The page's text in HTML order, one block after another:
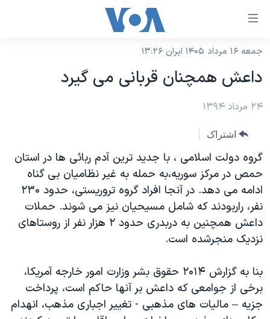
لینکهای
دسترسی
جهش
محتوای
جهش
به
صفحه
اصلی
جهش
به
جستجو
نسخه سبک وب‌سایت
موضوع ها
ایران
آمریکا
جهان
ورزشی
گزیده‌ها
ویژه برنامه‌ها
فرهنگ و زندگی
حقوق شهروندی
برنامه های تلویزیونی
جدول برنامه ها
صفحه‌های ویژه
جام جهانی ۲۰۲۶
عملیات خشم حماسی
۲۵۰سالگی آمریکا
مستندها
انتخابات ریاست جمهوری آمریکا ۲۰۲۴
فرکانس‌های صدای آمریکا
پخش رادیویی
یادگیری زبان انگلیسی
دنبال کنید
جمعه ۱۶ مرداد ۱۴۰۵ ایران ۱۳:۲۶
داعش همچنان قربانی می گیرد
۲۴ مرداد ۱۳۹۴
اشتراک
گروه دولت اسلامی ، با جدید ترین آدم ربائی ها در استان
حمص در مرکز سوریه،به حمله به غیر نظامیان بی گناه
ادامه می دهد. در آنجا افراد گروه تروریستی، حدود ۲۳۰
نفر، راربودند که شامل مسیحیان نیز می شوند. حملات
داعش همچنین به دربدری حدود ۲ هزار نفر از روستاهای
نزدیک منجرشده است.
بنا به گزارش ۲۰۱۴ حقوق بشر وزارت امور خارجه آمریکا،
برخی از جوامعی که داعش بر آنها حاکم است، پرداخت
جزیه – مالیات های مذهبی - تغییر اجباری مذهب، انهدام